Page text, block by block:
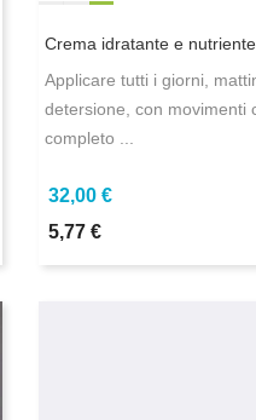
Crema idratante e
Applicare tutti i giorni,
detersione, con movimenti
completo ...
32,00 €
5,77 €